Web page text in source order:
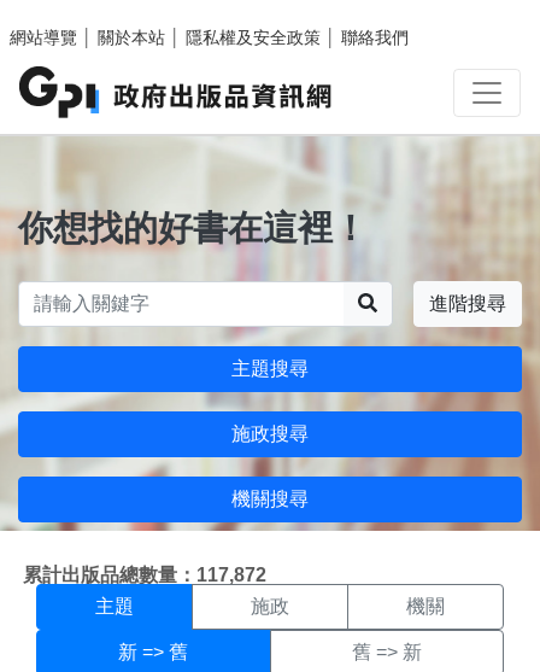
網站導覽
關於本站 隱私權及安全政策 聯絡我們
你想找的好書在這裡！
進階搜尋
主題搜尋
施政搜尋
機關搜尋
累計出版品總數量：117,872
主題搜尋結果頁面
主題 施政 機關
新 => 舊 舊 => 新